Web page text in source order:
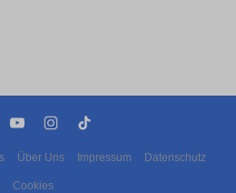
Über Uns Impressum Datenschutz
Cookies